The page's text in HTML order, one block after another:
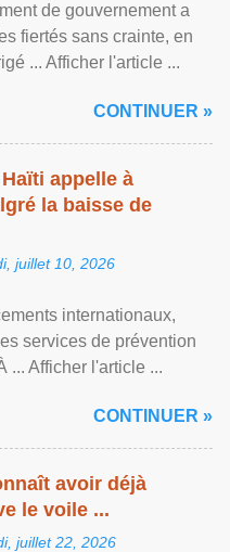
de gouvernement a
fiertés sans crainte, en
... Afficher l'article ...
CONTINUER »
appelle à
la baisse de
juillet 10, 2026
internationaux,
services de prévention
... Afficher l'article ...
CONTINUER »
avoir déjà
le voile ...
juillet 22, 2026